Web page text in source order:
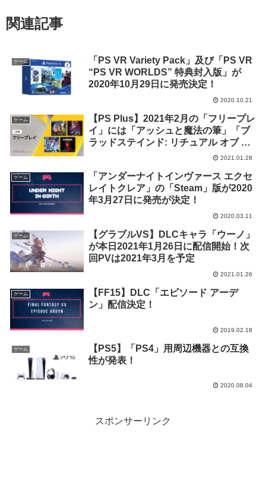
関連記事
ゲーム
「PS VR Variety Pack」及び「PS VR
“PS VR WORLDS” 特典封入版」が
2020年10月29日に発売決定！
2020.10.21
ゲーム
【PS Plus】2021年2月の「フリープレ
イ」には「アッシュと魔法の筆」「ブ
ラッドステインド: リチュアル オブ ザ
ナイト」等4タイトルの配信が決定2021.01.28
ゲーム
「アンダーナイトインヴァース エクセ
レイトクレア」の「Steam」版が2020
年3月27日に発売が決定！
2020.03.11
ゲーム
【グラブルVS】DLCキャラ「ウーノ」
が本日2021年1月26日に配信開始！次
回PVは2021年3月を予定
2021.01.26
ゲーム
【FF15】DLC「エピソード アーデ
ン」配信決定！
2019.02.18
ゲーム
【PS5】「PS4」用周辺機器との互換
性が発表！
2020.08.04
スポンサーリンク